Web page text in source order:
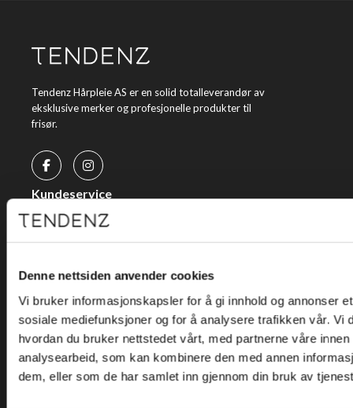
Denne nettsiden anvender cookies
Vi bruker informasjonskapsler for å gi innhold og annonser
sosiale mediefunksjoner og for å analysere trafikken vår. Vi
hvordan du bruker nettstedet vårt, med partnerne våre
analysearbeid, som kan kombinere den med annen
dem, eller som de har samlet inn gjennom din bruk av
Tendenz Hårpleie AS er en solid totalleverandør av
eksklusive merker og profesjonelle produkter til
frisør.
Kundeservice
Kjøpsvilkår
Personvern
Holtegata 26, 0355 Oslo
Telefon: +47 22 92 50 00
E-post: kundeservice@tendenz.net
Nyttige lenker